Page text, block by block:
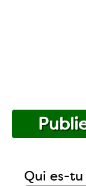
Qui es-tu